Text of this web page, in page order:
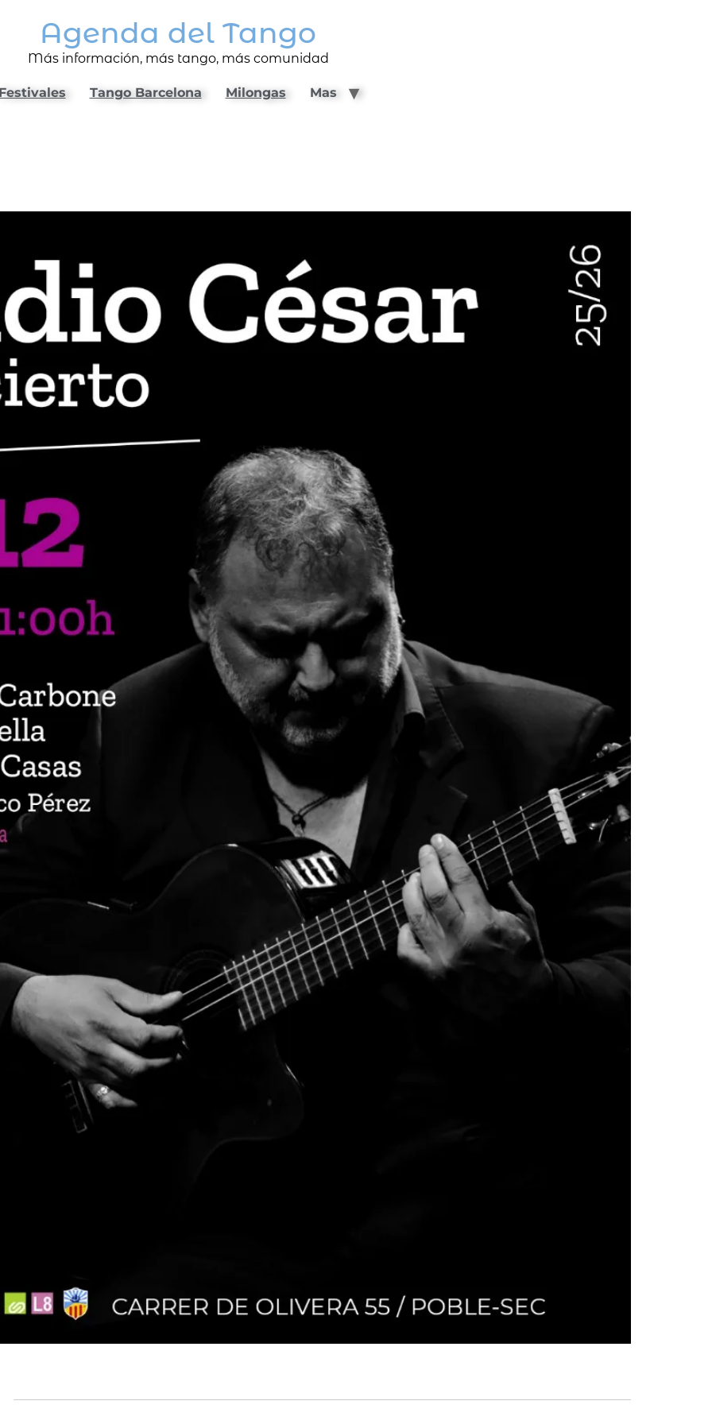
Agenda del Tango
Más información, más tango, más comunidad
Tango Barcelona Milongas Mas